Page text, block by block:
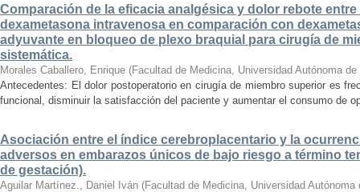
Comparación de la eficacia analgésica y dolor rebote
dexametasona intravenosa en comparación con
adyuvante en bloqueo de plexo braquial para cirugía de
sistemática.
Morales Caballero, Enrique (Facultad de Medicina, Universidad Autónoma
Antecedentes: El dolor postoperatorio en cirugía de miembro superior es
funcional, disminuir la satisfacción del paciente y aumentar el consumo de
Asociación entre el índice cerebroplacentario y la
adversos en embarazos únicos de bajo riesgo a término
de gestación).
Aguilar Martínez., Daniel Iván (Facultad de Medicina, Universidad